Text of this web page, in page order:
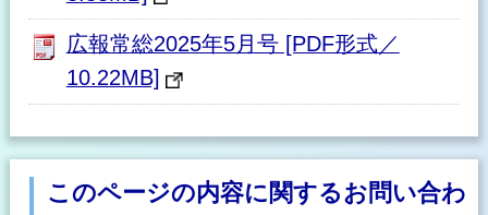
広報常総2025年5月号 [PDF形式／
10.22MB]
このページの内容に関するお問い合わ